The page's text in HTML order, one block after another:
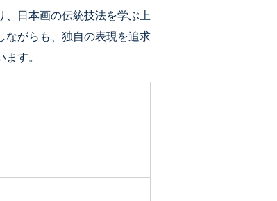
日本画の伝統技法を学ぶ上
ながらも、独自の表現を追求
す。